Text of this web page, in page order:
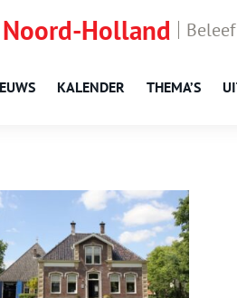
Holland
KALENDER THEMA’S